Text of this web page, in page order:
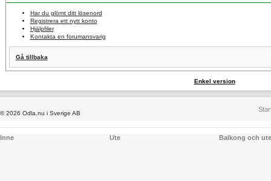
Har du glömt ditt lösenord
Registrera ett nytt konto
Hjälpfiler
Kontakta en forumansvarig
Gå tillbaka
Enkel version
© 2026 Odla.nu i Sverige AB
Inne Ute Balkong och